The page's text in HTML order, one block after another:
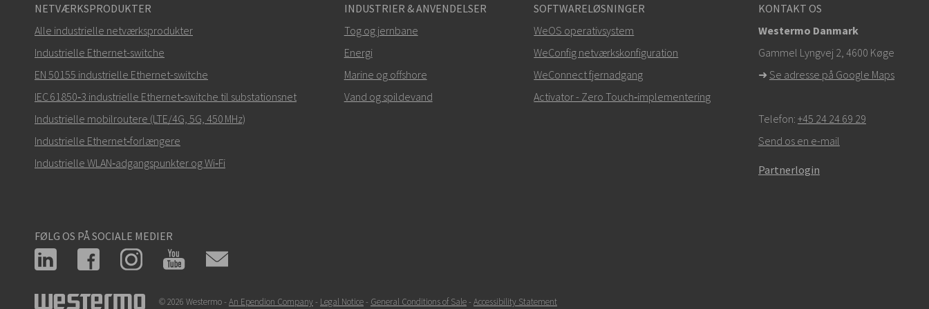
NETVÆRKSPRODUKTER
Alle industrielle netværksprodukter
Industrielle Ethernet-switche
EN 50155 industrielle Ethernet-switche
IEC 61850‑3 industrielle Ethernet‑switche til substationsnet
Industrielle mobilroutere (LTE/4G, 5G, 450 MHz)
Industrielle Ethernet‑forlængere
Industrielle WLAN‑adgangspunkter og Wi‑Fi
INDUSTRIER & ANVENDELSER
Tog og jernbane
Energi
Marine og offshore
Vand og spildevand
SOFTWARELØSNINGER
WeOS operativsystem
WeConfig netværkskonfiguration
WeConnect fjernadgang
Activator - Zero Touch‑implementering
KONTAKT OS
Westermo Danmark
Gammel Lyngvej 2, 4600 Køge
➜ Se adresse på Google Maps
Telefon: +45 24 24 69 29
Send os en e-mail
Partnerlogin
FØLG OS PÅ SOCIALE MEDIER
© 2026 Westermo - An Ependion Company- Legal Notice- General Conditions of Sale- Accessibility Statement